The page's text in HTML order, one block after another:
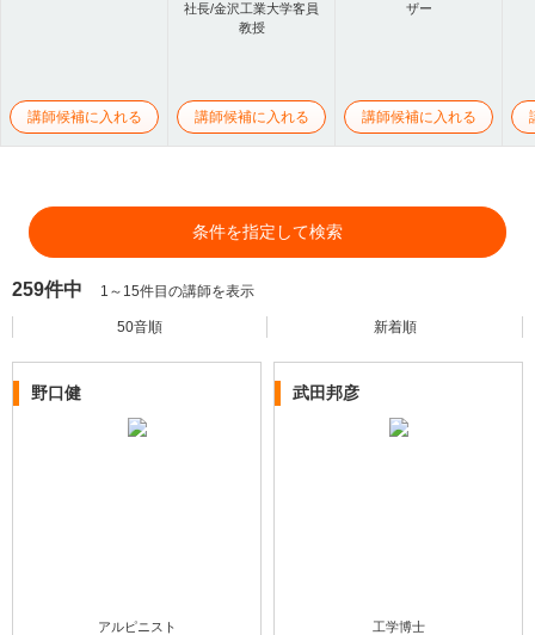
講師候補に入れる
社長/金沢工業大学客員
教授
講師候補に入れる
ザー
講師候補に入れる
条件を指定して検索
259件中 1～15件目の講師を表示
50音順 新着順
野口健
アルピニスト
武田邦彦
工学博士